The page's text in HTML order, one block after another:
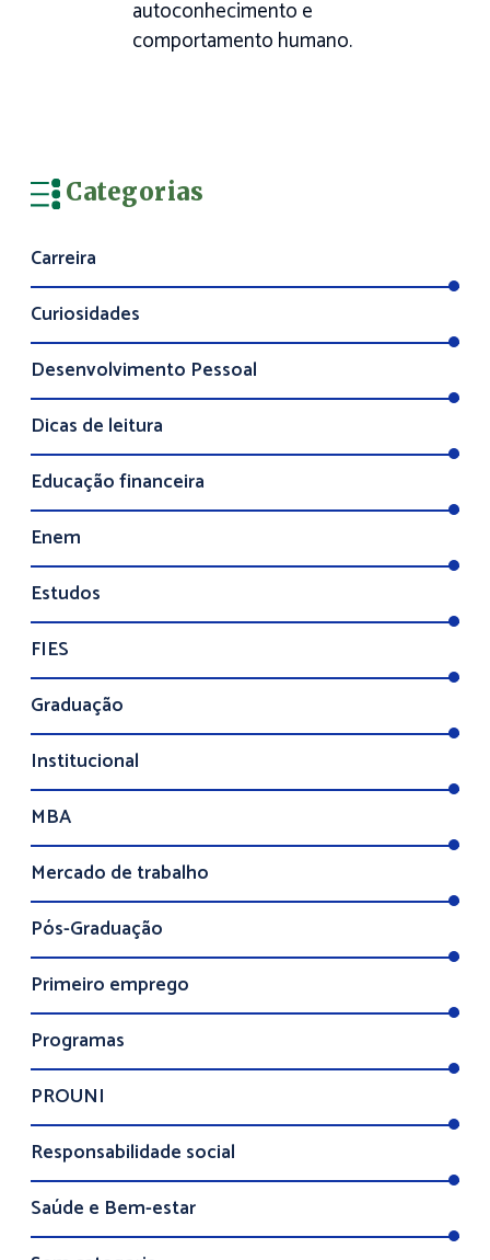
autoconhecimento e
comportamento humano.
Categorias
Carreira
Curiosidades
Desenvolvimento Pessoal
Dicas de leitura
Educação financeira
Enem
Estudos
FIES
Graduação
Institucional
MBA
Mercado de trabalho
Pós-Graduação
Primeiro emprego
Programas
PROUNI
Responsabilidade social
Saúde e Bem-estar